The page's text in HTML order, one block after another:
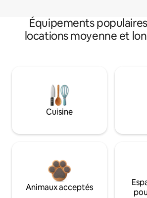
Équipements
locations moyenne et
Cuisine
Animaux acceptés